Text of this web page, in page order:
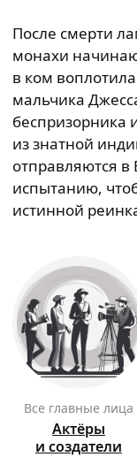
После смерти
монахи
в ком
мальчика
беспризорника
из знатной
отправляются в
испытанию,
истинной
Все главные лица
Актёры
и создатели